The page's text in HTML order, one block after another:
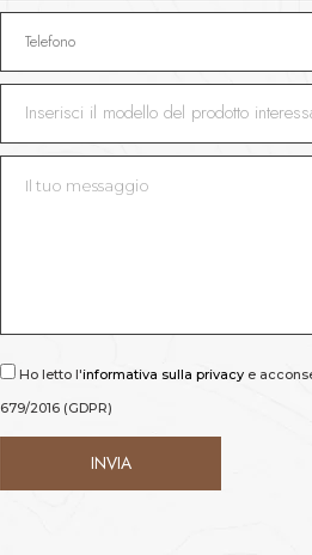
Ho letto l'informativa sulla privacy e
679/2016 (GDPR)